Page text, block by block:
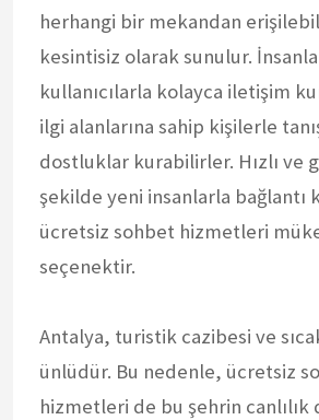
herhangi bir mekandan
kesintisiz olarak sunulur.
kullanıcılarla kolayca iletişim
ilgi alanlarına sahip kişilerle
dostluklar kurabilirler. Hızlı ve
şekilde yeni insanlarla bağlantı
ücretsiz sohbet hizmetleri
seçenektir.
Antalya, turistik cazibesi ve
ünlüdür. Bu nedenle, ücretsiz
hizmetleri de bu şehrin canlılık